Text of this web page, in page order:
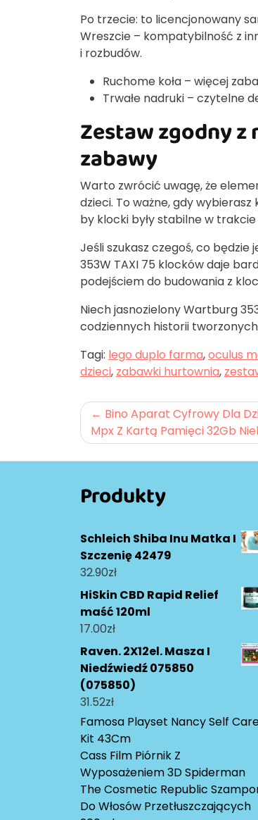
Po trzecie: to licencjonowany
Wreszcie – kompatybilność z
i rozbudów.
Ruchome koła – więcej
Trwałe nadruki – czytelne
Zestaw zgodny
zabawy
Warto zwrócić uwagę, że
dzieci. To ważne, gdy
by klocki były stabilne w
Jeśli szukasz czegoś, co będzie
353W TAXI 75 klocków daje
podejściem do budowania z
Niech jasnozielony Wartburg
codziennych historii
Tagi: lego duplo farma,oculus
dzieci, zabawki hurtownia,
Nawigacja
wpisu
Bino Aparat Cyfrowy Dla
Mpx Z Kartą Pamięci 32Gb
Produkty
Schleich Shiba Inu Matka I
Szczenię 42479
32.90zł
HiSkin CBD Rapid Relief
maść 120ml
17.00zł
Raven. 2X12el. Masza I
Niedźwiedź 075850
(075850)
31.52zł
Famosa Playset Nancy Self
Kit 43Cm
Cass Film Piórnik Z
Wyposażeniem 3D Spiderman
The Cosmetic Republic
Do Włosów Przetłuszczających